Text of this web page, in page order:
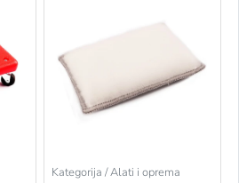
Kategorija / Alati i oprema